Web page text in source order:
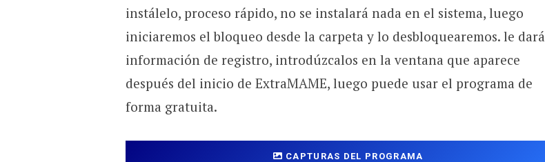
instálelo, proceso rápido, no se instalará nada en el sistema, luego
iniciaremos el bloqueo desde la carpeta y lo desbloquearemos. le dará
información de registro, introdúzcalos en la ventana que aparece
después del inicio de ExtraMAME, luego puede usar el programa de
forma gratuita.
CAPTURAS DEL PROGRAMA